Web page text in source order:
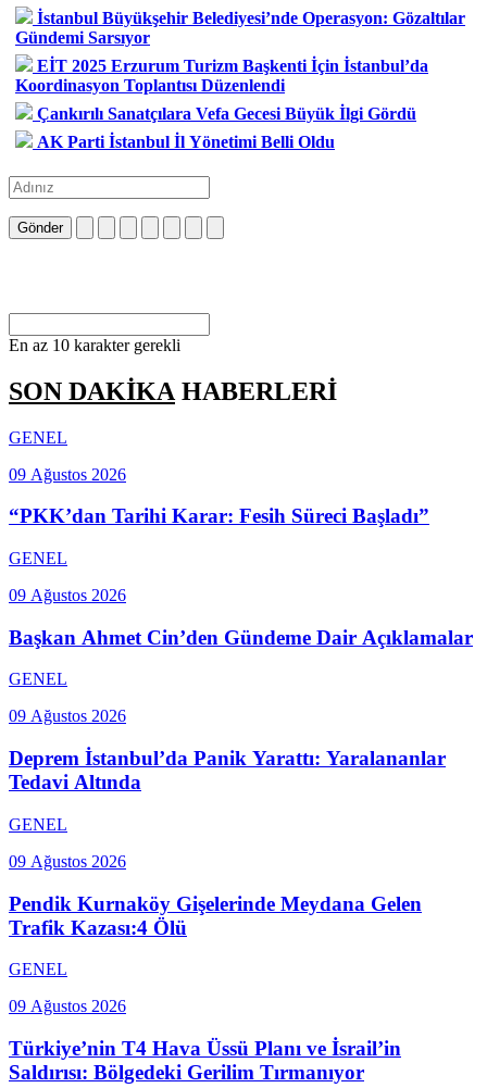
İstanbul Büyükşehir Belediyesi’nde Operasyon: Gözaltılar
Gündemi Sarsıyor
EİT 2025 Erzurum Turizm Başkenti İçin İstanbul’da
Koordinasyon Toplantısı Düzenlendi
Çankırılı Sanatçılara Vefa Gecesi Büyük İlgi Gördü
AK Parti İstanbul İl Yönetimi Belli Oldu
Gönder
En az 10 karakter gerekli
SON DAKİKA HABERLERİ
GENEL
09 Ağustos 2026
“PKK’dan Tarihi Karar: Fesih Süreci Başladı”
GENEL
09 Ağustos 2026
Başkan Ahmet Cin’den Gündeme Dair Açıklamalar
GENEL
09 Ağustos 2026
Deprem İstanbul’da Panik Yarattı: Yaralananlar
Tedavi Altında
GENEL
09 Ağustos 2026
Pendik Kurnaköy Gişelerinde Meydana Gelen
Trafik Kazası:4 Ölü
GENEL
09 Ağustos 2026
Türkiye’nin T4 Hava Üssü Planı ve İsrail’in
Saldırısı: Bölgedeki Gerilim Tırmanıyor